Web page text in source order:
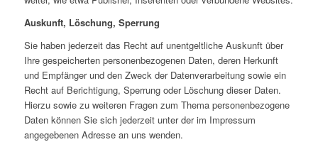
Auskunft, Löschung, Sperrung
Sie haben jederzeit das Recht auf unentgeltliche Auskunft über
Ihre gespeicherten personenbezogenen Daten, deren Herkunft
und Empfänger und den Zweck der Datenverarbeitung sowie ein
Recht auf Berichtigung, Sperrung oder Löschung dieser Daten.
Hierzu sowie zu weiteren Fragen zum Thema personenbezogene
Daten können Sie sich jederzeit unter der im Impressum
angegebenen Adresse an uns wenden.